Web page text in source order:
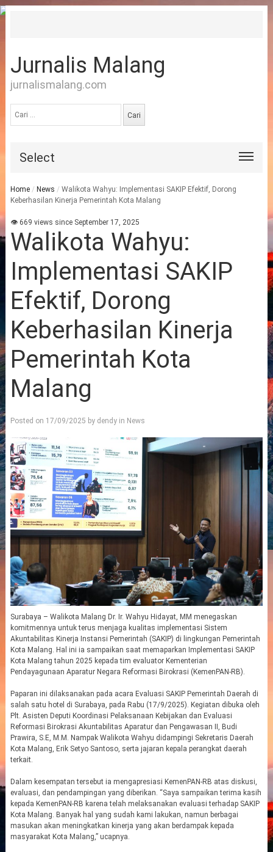
Jurnalis Malang
jurnalismalang.com
untuk:
Select
Home / News / Walikota Wahyu: Implementasi SAKIP Efektif, Dorong
Keberhasilan Kinerja Pemerintah Kota Malang
👁 669 views since September 17, 2025
Walikota Wahyu:
Implementasi SAKIP
Efektif, Dorong
Keberhasilan Kinerja
Pemerintah Kota
Malang
Posted on 17/09/2025 by dendyin News
Surabaya – Walikota Malang Dr. Ir. Wahyu Hidayat, MM menegaskan
komitmennya untuk terus menjaga kualitas implementasi Sistem
Akuntabilitas Kinerja Instansi Pemerintah (SAKIP) di lingkungan Pemerintah
Kota Malang. Hal ini ia sampaikan saat memaparkan Implementasi SAKIP
Kota Malang tahun 2025 kepada tim evaluator Kementerian
Pendayagunaan Aparatur Negara Reformasi Birokrasi (KemenPAN-RB).
Paparan ini dilaksanakan pada acara Evaluasi SAKIP Pemerintah Daerah di
salah satu hotel di Surabaya, pada Rabu (17/9/2025). Kegiatan dibuka oleh
Plt. Asisten Deputi Koordinasi Pelaksanaan Kebijakan dan Evaluasi
Reformasi Birokrasi Akuntabilitas Aparatur dan Pengawasan II, Budi
Prawira, S.E, M.M. Nampak Walikota Wahyu didampingi Sekretaris Daerah
Kota Malang, Erik Setyo Santoso, serta jajaran kepala perangkat daerah
terkait.
Dalam kesempatan tersebut ia mengapresiasi KemenPAN-RB atas diskusi,
evaluasi, dan pendampingan yang diberikan. “Saya sampaikan terima kasih
kepada KemenPAN-RB karena telah melaksanakan evaluasi terhadap SAKIP
Kota Malang. Banyak hal yang sudah kami lakukan, namun berbagai
masukan akan meningkatkan kinerja yang akan berdampak kepada
masyarakat Kota Malang,” ucapnya.